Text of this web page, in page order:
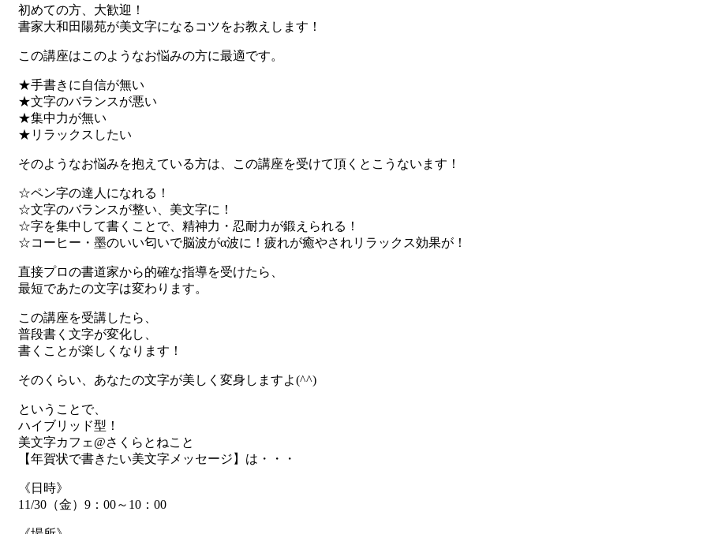
初めての方、大歓迎！
書家大和田陽苑が美文字になるコツをお教えします！
この講座はこのようなお悩みの方に最適です。
★手書きに自信が無い
★文字のバランスが悪い
★集中力が無い
★リラックスしたい
そのようなお悩みを抱えている方は、この講座を受けて頂くとこうないます！
☆ペン字の達人になれる！
☆文字のバランスが整い、美文字に！
☆字を集中して書くことで、精神力・忍耐力が鍛えられる！
☆コーヒー・墨のいい匂いで脳波がα波に！疲れが癒やされリラックス効果が！
直接プロの書道家から的確な指導を受けたら、
最短であたの文字は変わります。
この講座を受講したら、
普段書く文字が変化し、
書くことが楽しくなります！
そのくらい、あなたの文字が美しく変身しますよ(^^)
ということで、
ハイブリッド型！
美文字カフェ@さくらとねこと
【年賀状で書きたい美文字メッセージ】は・・・
《日時》
11/30（金）9：00～10：00